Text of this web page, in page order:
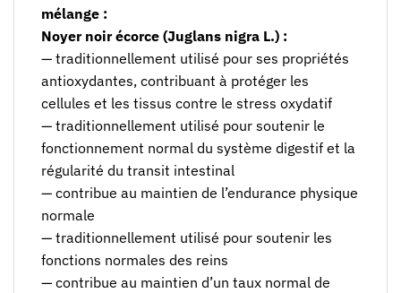
mélange :
Noyer noir écorce (Juglans nigra L.) :
— traditionnellement utilisé pour ses propriétés
antioxydantes, contribuant à protéger les
cellules et les tissus contre le stress oxydatif
— traditionnellement utilisé pour soutenir le
fonctionnement normal du système digestif et la
régularité du transit intestinal
— contribue au maintien de l’endurance physique
normale
— traditionnellement utilisé pour soutenir les
fonctions normales des reins
— contribue au maintien d’un taux normal de